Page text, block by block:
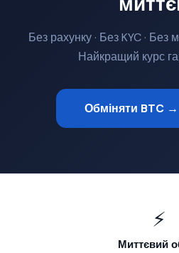
Без рахунку · Без KYC · Без
Найкращий курс
Обміняти BTC →
⚡
Миттєвий